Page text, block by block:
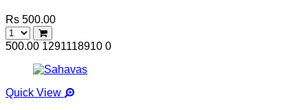
Rs 500.00
500.00 1291118910 0
Quick View